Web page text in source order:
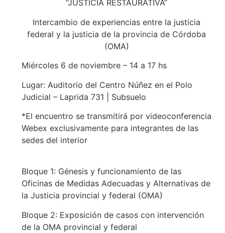
“JUSTICIA RESTAURATIVA”
Intercambio de experiencias entre la justicia
federal y la justicia de la provincia de Córdoba
(OMA)
Miércoles 6 de noviembre – 14 a 17 hs
Lugar: Auditorio del Centro Núñez en el Polo
Judicial – Laprida 731 | Subsuelo
*El encuentro se transmitirá por videoconferencia
Webex exclusivamente para integrantes de las
sedes del interior
Bloque 1: Génesis y funcionamiento de las
Oficinas de Medidas Adecuadas y Alternativas de
la Justicia provincial y federal (OMA)
Bloque 2: Exposición de casos con intervención
de la OMA provincial y federal